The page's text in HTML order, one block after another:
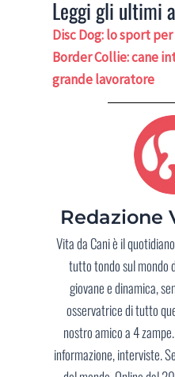
Leggi gli ultimi
Disc Dog: lo sport
Border Collie: cane
grande lavoratore
Redazione
Vita da Cani è il
tutto tondo sul mondo
giovane e dinamica,
osservatrice di tutto
nostro amico a 4
informazione, interviste.